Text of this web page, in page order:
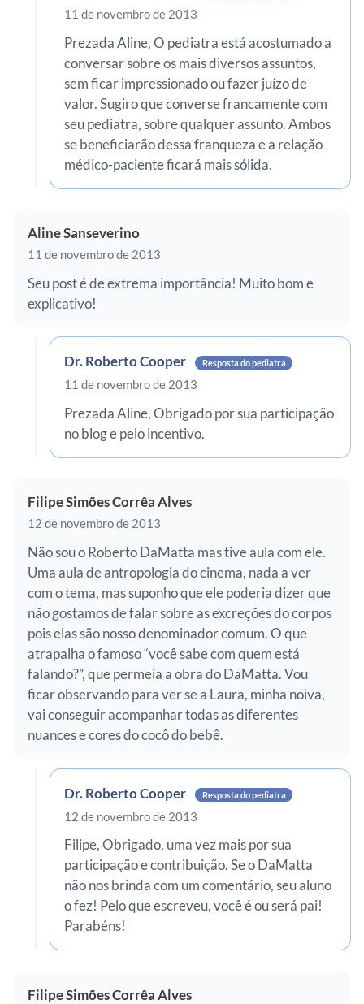
11 de novembro de 2013
Prezada Aline, O pediatra está acostumado a
conversar sobre os mais diversos assuntos,
sem ficar impressionado ou fazer juízo de
valor. Sugiro que converse francamente com
seu pediatra, sobre qualquer assunto. Ambos
se beneficiarão dessa franqueza e a relação
médico-paciente ficará mais sólida.
Aline Sanseverino
11 de novembro de 2013
Seu post é de extrema importância! Muito bom e
explicativo!
Dr. Roberto Cooper Resposta do pediatra
11 de novembro de 2013
Prezada Aline, Obrigado por sua participação
no blog e pelo incentivo.
Filipe Simões Corrêa Alves
12 de novembro de 2013
Não sou o Roberto DaMatta mas tive aula com ele.
Uma aula de antropologia do cinema, nada a ver
com o tema, mas suponho que ele poderia dizer que
não gostamos de falar sobre as excreções do corpos
pois elas são nosso denominador comum. O que
atrapalha o famoso “você sabe com quem está
falando?”, que permeia a obra do DaMatta. Vou
ficar observando para ver se a Laura, minha noiva,
vai conseguir acompanhar todas as diferentes
nuances e cores do cocô do bebê.
Dr. Roberto Cooper Resposta do pediatra
12 de novembro de 2013
Filipe, Obrigado, uma vez mais por sua
participação e contribuição. Se o DaMatta
não nos brinda com um comentário, seu aluno
o fez! Pelo que escreveu, você é ou será pai!
Parabéns!
Filipe Simões Corrêa Alves